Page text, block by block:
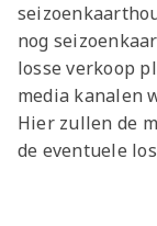
nog
losse verkoop
media kanalen
Hier zullen de
de eventuele